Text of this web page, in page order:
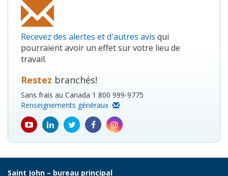
Recevez des alertes et d'autres avis qui
pourraient avoir un effet sur votre lieu de
travail.
Restez branchés!
Sans frais au Canada 1 800 999-9775
Renseignements généraux
youtube
icon
Linkedin
icon
Twitter
icon
Facebook
icon
Instagram
icon
Saint John – bureau principal